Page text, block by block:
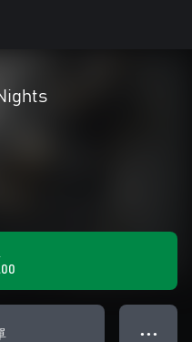
● ● ●